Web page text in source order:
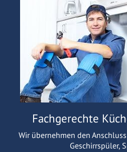
Fachgerechte
Wir übernehmen den
Geschirrspüler,